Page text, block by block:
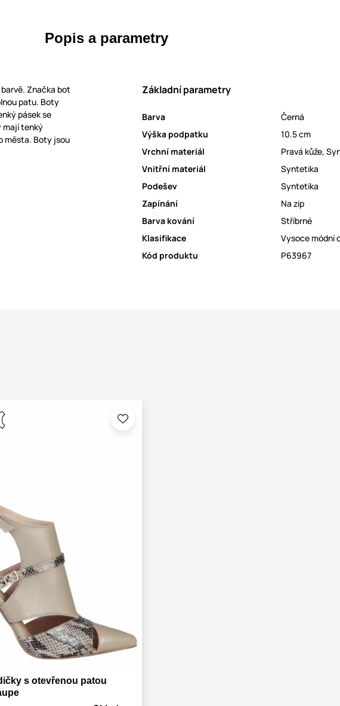
Popis a parametry
Značka bot
patu. Boty
pásek se
mají tenký
města. Boty jsou
Základní parametry
Barva
Černá
Výška podpatku
10.5 cm
Vrchní materiál
Pravá kůže,
Vnitřní materiál
Syntetika
Podešev
Syntetika
Zapínání
Na zip
Barva kování
Stříbrné
Klasifikace
Vysoce módní
Kód produktu
P63967
s otevřenou patou